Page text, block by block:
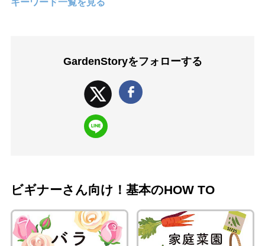
GardenStoryをフォローする
ビギナーさん向け！基本のHOW TO